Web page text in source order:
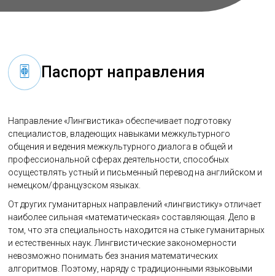
Паспорт направления
Направление «Лингвистика» обеспечивает подготовку
специалистов, владеющих навыками межкультурного
общения и ведения межкультурного диалога в общей и
профессиональной сферах деятельности, способных
осуществлять устный и письменный перевод на английском и
немецком/французском языках.
От других гуманитарных направлений «лингвистику» отличает
наиболее сильная «математическая» составляющая. Дело в
том, что эта специальность находится на стыке гуманитарных
и естественных наук. Лингвистические закономерности
невозможно понимать без знания математических
алгоритмов. Поэтому, наряду с традиционными языковыми